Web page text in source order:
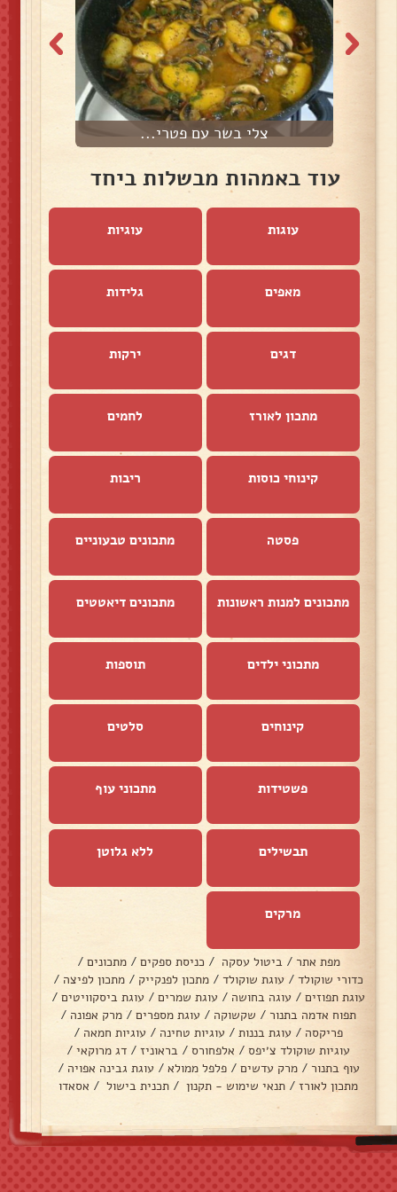
צלי בשר עם פטרי...
עוד באמהות מבשלות ביחד
עוגות עוגיות
מאפים גלידות
דגים ירקות
מתכון לאורז לחמים
קינוחי כוסות ריבות
פסטה מתכונים טבעוניים
מתכונים למנות ראשונות מתכונים דיאטטים
מתכוני ילדים תוספות
קינוחים סלטים
פשטידות מתכוני עוף
תבשילים ללא גלוטן
מרקים
מפת אתר / ביטול עסקה / כניסת ספקים / מתכונים /
כדורי שוקולד / עוגת שוקולד / מתכון לפנקייק / מתכון לפיצה /
עוגת תפוזים / עוגה בחושה / עוגת שמרים / עוגת ביסקוויטים /
תפוח אדמה בתנור / שקשוקה / עוגת מספרים / מרק אפונה /
פריקסה / עוגת בננות / עוגיות טחינה / עוגיות חמאה /
עוגיות שוקולד צ׳יפס / אלפחורס / בראוניז / דג מרוקאי /
עוף בתנור / מרק עדשים / פלפל ממולא / עוגת גבינה אפויה /
מתכון לאורז / תנאי שימוש - תקנון / תכנית בישול / אסאדו